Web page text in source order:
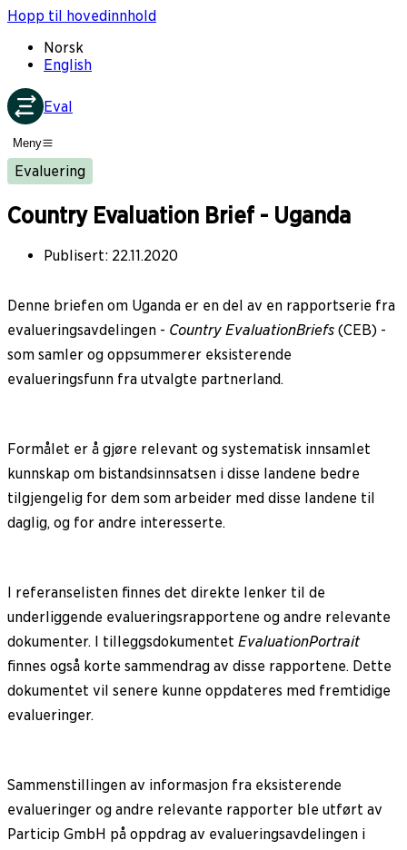
Hopp til hovedinnhold
Norsk
English
Eval
Meny
Evaluering
Country Evaluation Brief - Uganda
Publisert: 22.11.2020
Denne briefen om Uganda er en del av en rapportserie fra
evalueringsavdelingen - Country EvaluationBriefs (CEB) -
som samler og oppsummerer eksisterende
evalueringsfunn fra utvalgte partnerland.
Formålet er å gjøre relevant og systematisk innsamlet
kunnskap om bistandsinnsatsen i disse landene bedre
tilgjengelig for dem som arbeider med disse landene til
daglig, og for andre interesserte.
I referanselisten finnes det direkte lenker til de
underliggende evalueringsrapportene og andre relevante
dokumenter. I tilleggsdokumentet EvaluationPortrait
finnes også korte sammendrag av disse rapportene. Dette
dokumentet vil senere kunne oppdateres med fremtidige
evalueringer.
Sammenstillingen av informasjon fra eksisterende
evalueringer og andre relevante rapporter ble utført av
Particip GmbH på oppdrag av evalueringsavdelingen i